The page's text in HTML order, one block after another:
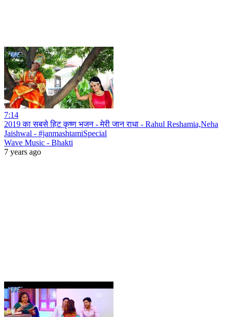
7:14
2019 का सबसे हिट कृष्ण भजन - मेरी जान राधा - Rahul Reshamia,Neha
Jaishwal - #janmashtamiSpecial
Wave Music - Bhakti
7 years ago